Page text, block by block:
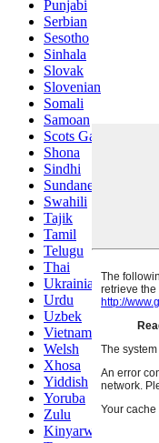
Punjabi
Serbian
Sesotho
Sinhala
Slovak
Slovenian
Somali
Samoan
Scots Gaelic
Shona
Sindhi
Sundanese
Swahili
Tajik
Tamil
Telugu
Thai
Ukrainian
Urdu
Uzbek
Vietnamese
Welsh
Xhosa
Yiddish
Yoruba
Zulu
Kinyarwanda